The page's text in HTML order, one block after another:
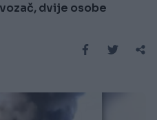
vozač, dvije osobe